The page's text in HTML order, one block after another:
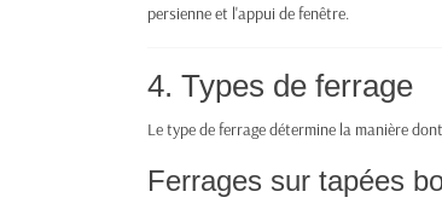
persienne et l'appui de fenêtre.
4. Types de ferrage
Le type de ferrage détermine la manière
Ferrages sur tapées